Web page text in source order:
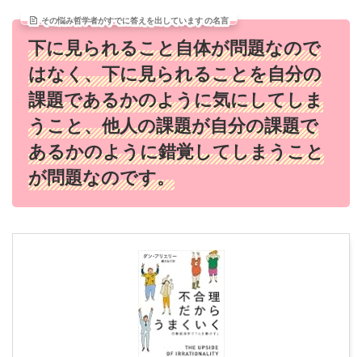
その悩み哲学者がすでに答えを出しています の名言
下に見られること自体が問題なので
はなく、下に見られることを自分の
課題であるかのように気にしてしま
うこと、他人の課題が自分の課題で
あるかのように錯覚してしまうこと
が問題なのです。